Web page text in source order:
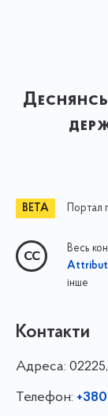
Весь
інше
Контакти
Адреса:
Телефон: